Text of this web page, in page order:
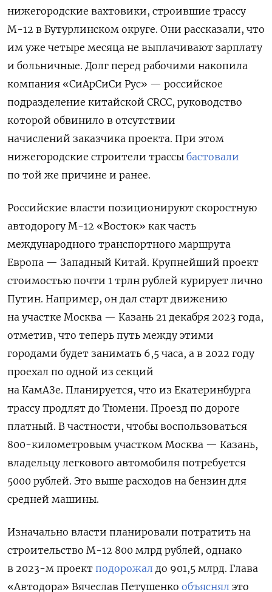
нижегородские вахтовики, строившие трассу
М-12 в Бутурлинском округе. Они рассказали, что
им уже четыре месяца не выплачивают зарплату
и больничные. Долг перед рабочими накопила
компания «СиАрСиСи Рус» — российское
подразделение китайской CRCC, руководство
которой обвинило в отсутствии
начислений заказчика проекта. При этом
нижегородские строители трассы бастовали
по той же причине и ранее.
Российские власти позиционируют скоростную
автодорогу М-12 «Восток» как часть
международного транспортного маршрута
Европа — Западный Китай. Крупнейший проект
стоимостью почти 1 трлн рублей курирует лично
Путин. Например, он дал старт движению
на участке Москва — Казань 21 декабря 2023 года,
отметив, что теперь путь между этими
городами будет занимать 6,5 часа, а в 2022 году
проехал по одной из секций
на КамАЗе. Планируется, что из Екатеринбурга
трассу продлят до Тюмени. Проезд по дороге
платный. В частности, чтобы воспользоваться
800-километровым участком Москва — Казань,
владельцу легкового автомобиля потребуется
5000 рублей. Это выше расходов на бензин для
средней машины.
Изначально власти планировали потратить на
строительство М-12 800 млрд рублей, однако
в 2023-м проект подорожал до 901,5 млрд. Глава
«Автодора» Вячеслав Петушенко объяснял это